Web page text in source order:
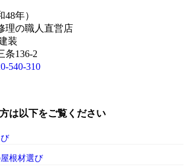
年）
理の職人直営店
装
条136-2
540-310
は以下をご覧ください
根材選び